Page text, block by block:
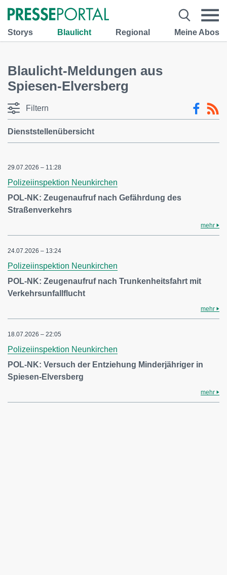
Storys Blaulicht Regional Meine Abos
Blaulicht-Meldungen aus
Spiesen-Elversberg
Filtern
Dienststellenübersicht
29.07.2026 – 11:28
Polizeiinspektion Neunkirchen
POL-NK: Zeugenaufruf nach Gefährdung des
Straßenverkehrs
mehr
24.07.2026 – 13:24
Polizeiinspektion Neunkirchen
POL-NK: Zeugenaufruf nach Trunkenheitsfahrt mit
Verkehrsunfallflucht
mehr
18.07.2026 – 22:05
Polizeiinspektion Neunkirchen
POL-NK: Versuch der Entziehung Minderjähriger in
Spiesen-Elversberg
mehr